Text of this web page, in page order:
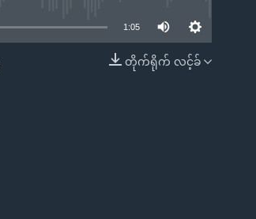
EMBED
1:05
တိုက်ရိုက် လင့်ခ်